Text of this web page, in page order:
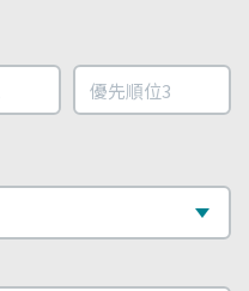
trainNoList3